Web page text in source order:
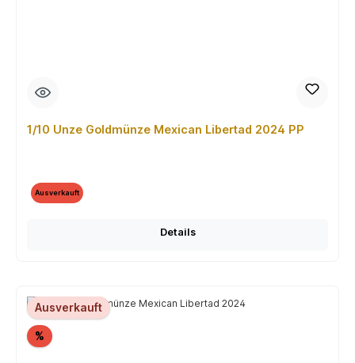
1/10 Unze Goldmünze Mexican Libertad 2024 PP
Ausverkauft
Details
Ausverkauft
%Rabatt